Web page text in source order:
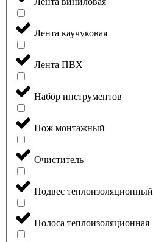
Лента каучуковая
Лента ПВХ
Набор инструментов
Нож монтажный
Очиститель
Подвес теплоизоляционный
Полоса теплоизоляционная